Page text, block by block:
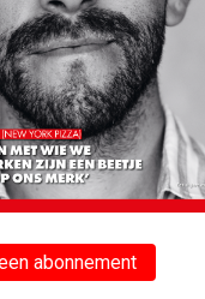
abonnement